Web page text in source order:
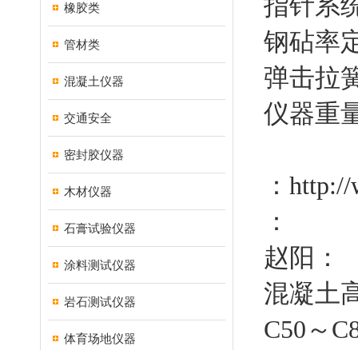
橡胶类
管材类
混凝土仪器
交通安全
密封胶仪器
木材仪器
石膏试验仪器
涂料测试仪器
岩石测试仪器
体育场地仪器
钢砧率
弹击拉
仪器重
： http://
：
赵阳：
混凝土
C50～